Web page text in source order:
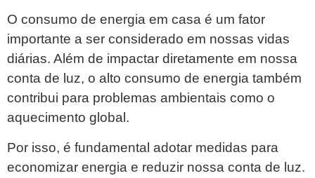
O consumo de energia em casa é um fator
importante a ser considerado em nossas vidas
diárias. Além de impactar diretamente em nossa
conta de luz, o alto consumo de energia também
contribui para problemas ambientais como o
aquecimento global.
Por isso, é fundamental adotar medidas para
economizar energia e reduzir nossa conta de luz.